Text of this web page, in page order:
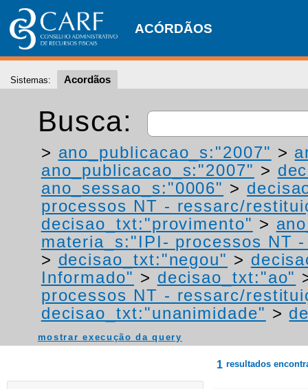
ACÓRDÃOS
Sistemas: Acordãos
Busca:
> ano_publicacao_s:"2007" >
ano_publicacao_s:"2007" >
ano_sessao_s:"0006" >
processos NT - ressarc/
decisao_txt:"provimento" >
materia_s:"IPI- processos NT
> decisao_txt:"negou" >
Informado" > decisao_txt:"ao"
processos NT - ressarc/
decisao_txt:"unanimidade" >
mostrar execução da query
1 resultados